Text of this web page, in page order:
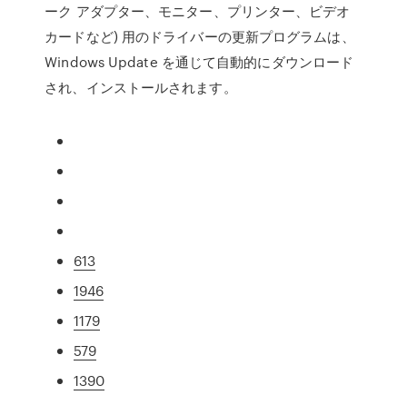
ーク アダプター、モニター、プリンター、ビデオ
カードなど) 用のドライバーの更新プログラムは、
Windows Update を通じて自動的にダウンロード
され、インストールされます。
613
1946
1179
579
1390